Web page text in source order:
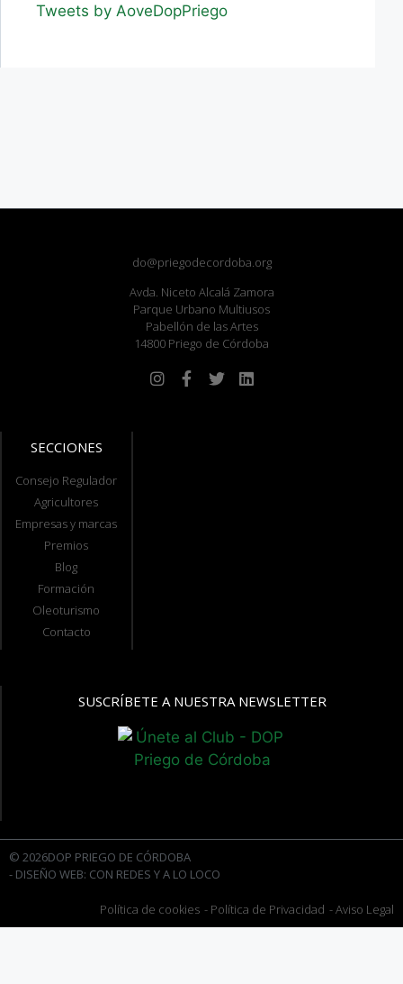
Tweets by AoveDopPriego
do@priegodecordoba.org
Avda. Niceto Alcalá Zamora
Parque Urbano Multiusos
Pabellón de las Artes
14800 Priego de Córdoba
SECCIONES
Consejo Regulador
Agricultores
Empresas y marcas
Premios
Blog
Formación
Oleoturismo
Contacto
SUSCRÍBETE A NUESTRA NEWSLETTER
© 2026DOP PRIEGO DE CÓRDOBA
- DISEÑO WEB: CON REDES Y A LO LOCO
Política de cookies - Política de Privacidad - Aviso Legal